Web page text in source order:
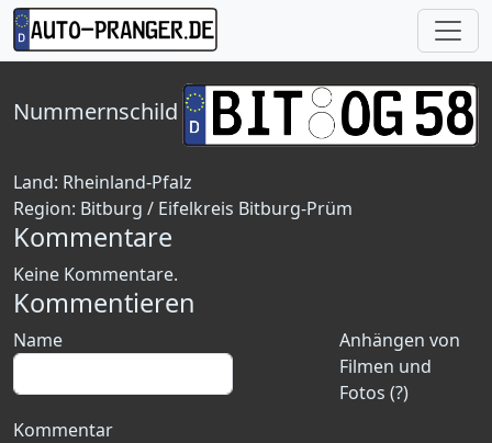
Nummernschild
Land: Rheinland-Pfalz
Region: Bitburg / Eifelkreis Bitburg-Prüm
Kommentare
Keine Kommentare.
Kommentieren
Anhängen von
Filmen und
Fotos (?)
Name
Kommentar